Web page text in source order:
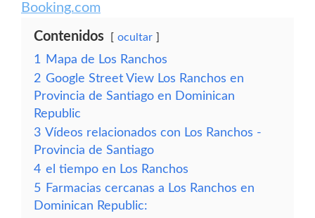
Booking.com
Contenidos ocultar
1
Mapa de Los Ranchos
2 Google Street View Los Ranchos en
Provincia de Santiago en Dominican
Republic
3 Vídeos relacionados con Los Ranchos -
Provincia de Santiago
4 el tiempo en Los Ranchos
5 Farmacias cercanas a Los Ranchos en
Dominican Republic: